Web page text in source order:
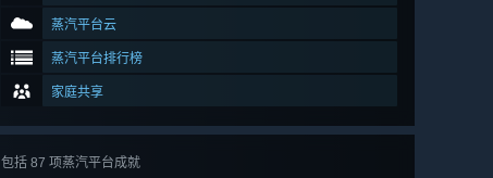
蒸汽平台云
蒸汽平台排行榜
家庭共享
包括 87 项蒸汽平台成就